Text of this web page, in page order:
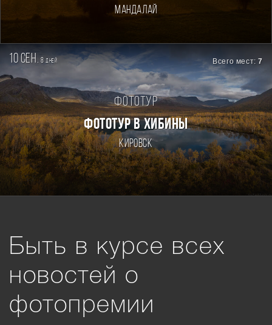
Мандалай
10 сен. 8дней Всего мест:7
Фототур
ФОТОТУР В ХИБИНЫ
Кировск
Быть в курсе всех
новостей о
фотопремии